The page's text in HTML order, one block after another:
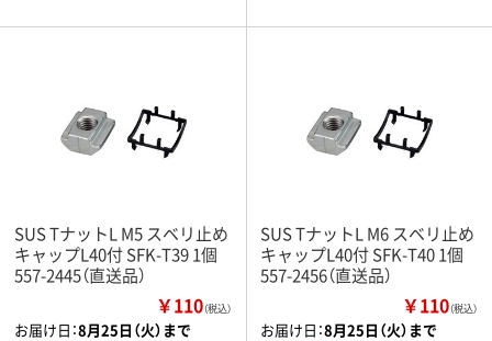
SUS TナットL M5 スベリ止め
キャップL40付 SFK-T39 1個
557-2445（直送品）
￥110（税込）
お届け日：8月25日（火）まで
SUS TナットL M6 スベリ止め
キャップL40付 SFK-T40 1個
557-2456（直送品）
￥110（税込）
お届け日：8月25日（火）まで